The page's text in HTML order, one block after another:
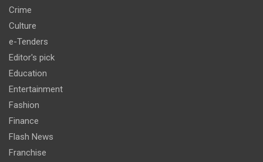
Crime
Culture
e-Tenders
Editor's pick
Education
Entertainment
Fashion
Finance
Flash News
Franchise